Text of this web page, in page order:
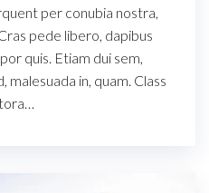
per conubia nostra,
pede libero, dapibus
quis. Etiam dui sem,
in, quam. Class